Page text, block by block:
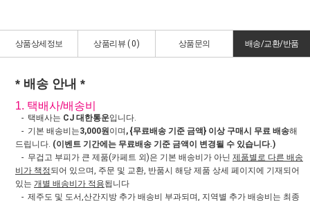
상품상세정보 상품리뷰 ( 0) 상품문의 배송/교환/반품
* 배송 안내 *
1. 택배사/배송비
- 택배사는 CJ 대한통운입니다.
- 기본 배송비는3,000원이며 , {무료배송 기준 금액} 이상 구매시 무료 배송해
드립니다. (이벤트 기간에는 무료배송 기준 금액이 변경될 수 있습니다.)
- 무겁고 부피가 큰 제품(카페트 외)은 기본 배송비가 아닌 제품별로 다른 배송
비가 책정되어 있으며, 주문 및 교환, 반품시 해당 제품 상세 페이지에 기재되어
있는 개별 배송비가 적용됩니다
- 제주도 및 도서,산간지방 추가 배송비 부과되며, 지역별 추가 배송비는 최종